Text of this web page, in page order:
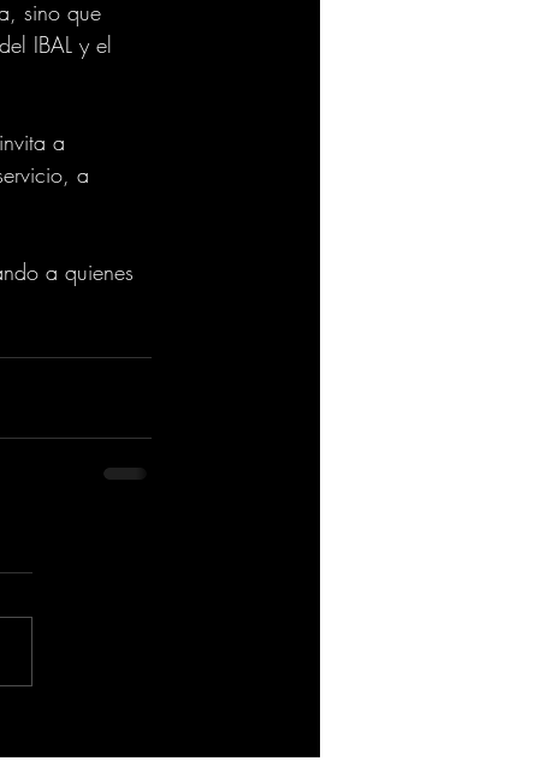
sino que
IBAL y el
a
a
a quienes